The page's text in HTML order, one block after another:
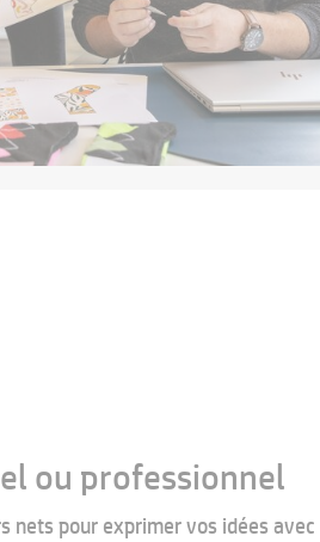
ou professionnel
nets pour exprimer vos idées avec